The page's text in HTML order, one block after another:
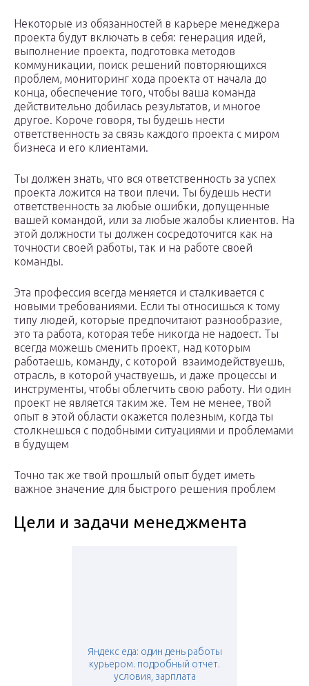
Некоторые из обязанностей в карьере менеджера
проекта будут включать в себя: генерация идей,
выполнение проекта, подготовка методов
коммуникации, поиск решений повторяющихся
проблем, мониторинг хода проекта от начала до
конца, обеспечение того, чтобы ваша команда
действительно добилась результатов, и многое
другое. Короче говоря, ты будешь нести
ответственность за связь каждого проекта с миром
бизнеса и его клиентами.
Ты должен знать, что вся ответственность за успех
проекта ложится на твои плечи. Ты будешь нести
ответственность за любые ошибки, допущенные
вашей командой, или за любые жалобы клиентов. На
этой должности ты должен сосредоточится как на
точности своей работы, так и на работе своей
команды.
Эта профессия всегда меняется и сталкивается с
новыми требованиями. Если ты относишься к тому
типу людей, которые предпочитают разнообразие,
это та работа, которая тебе никогда не надоест. Ты
всегда можешь сменить проект, над которым
работаешь, команду, с которой взаимодействуешь,
отрасль, в которой участвуешь, и даже процессы и
инструменты, чтобы облегчить свою работу. Ни один
проект не является таким же. Тем не менее, твой
опыт в этой области окажется полезным, когда ты
столкнешься с подобными ситуациями и проблемами
в будущем
Точно так же твой прошлый опыт будет иметь
важное значение для быстрого решения проблем
Цели и задачи менеджмента
Яндекс еда: один день работы
курьером. подробный отчет.
условия, зарплата